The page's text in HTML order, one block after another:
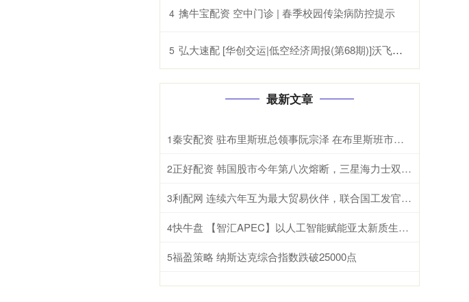
4 擒牛宝配资 空中门诊 | 春季校园传染病防控提示
5 弘大速配 [华创交运|低空经济周报(第68期)]沃飞长空科创板上市辅导已备案, 头部eVTOL企业正加速获市场认可
最新文章
1 秦安配资 驻布里斯班总领事阮宗泽 在布里斯班市政厅辞行拜会市长施林纳。施林纳市
2 正好配资 韩国股市今年第八次熔断，三星海力士双双暴跌，AI泡沫开始破了？ 根据
3 利配网 连续六年互为最大贸易伙伴，联合国工发官员点破中国东盟合作密码 据新华
4 快牛盘 【智汇APEC】以人工智能赋能亚太新质生产力跃升和包容性增长
5福盈策略 纳斯达克综合指数跌破25000点